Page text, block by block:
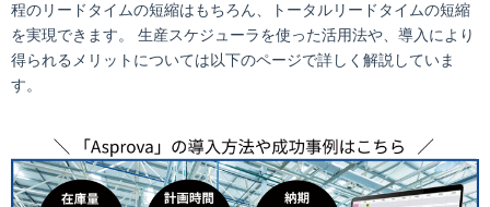
程のリードタイムの短縮はもちろん、トータルリードタイムの短縮
を実現できます。 生産スケジューラを使った活用法や、導入により
得られるメリットについては以下のページで詳しく解説していま
す。